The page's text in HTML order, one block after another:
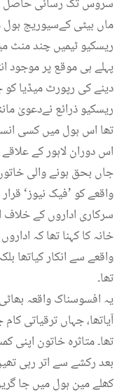
سروس تک رسائی حاصل
ماں بیٹی کےسیوریج
ریسکیو ٹیمیں چند منٹ
پہلے ہی موقع پر موجود
دینے کی رپورٹ میڈیا
ریسکیو ذرائع نےدعویٰ
تھا اس ہول میں کسی
اس دوران لاہور کے
جاں بحق ہونے والی
واقعے کو ’فیک نیوز‘
سرکاری اداروں کے خلاف
خانہ کا کہنا تھا کہ
واقعے سے انکار کیاتھا
تھا۔
یہ افسوسناک واقعہ
آیاتھا، جہاں ترقیاتی
تھا۔ متاثرہ خاتون
بعد رکشے سے اتر رہی
کھلے مین ہول میں جا گریں۔9 ماہ کی بچی بھی